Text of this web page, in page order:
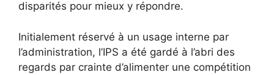
disparités pour mieux y répondre.
Initialement réservé à un usage interne par
l’administration, l’IPS a été gardé à l’abri des
regards par crainte d’alimenter une compétition